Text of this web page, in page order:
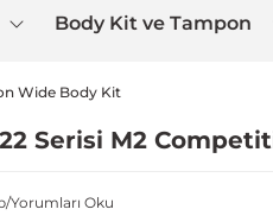
Body Kit ve Tampon
Wide Body Kit
Serisi M2
Yorumları Oku